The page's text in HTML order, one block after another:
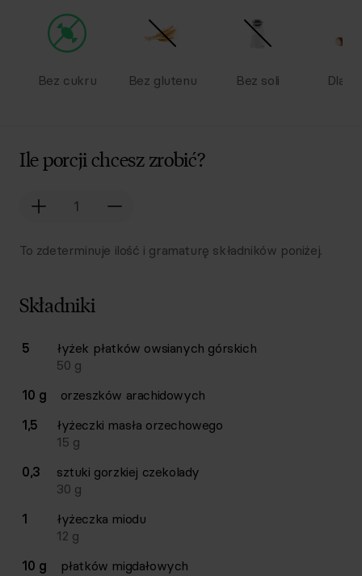
Bez cukru Bez glutenu Bez soli Dla
Ile porcji chcesz zrobić?
To zdeterminuje ilość i gramaturę składników poniżej.
Składniki
Lista składników przepisu z ilościami i wagami
Ilość Składnik
5 łyżek płatków owsianych górskich
50 g
10 g
orzeszków arachidowych
1,5
łyżeczki masła orzechowego
15 g
0,3
sztuki gorzkiej czekolady
30 g
1
łyżeczka miodu
12 g
10 g
płatków migdałowych